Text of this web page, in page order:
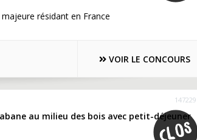
résidant en France
VOIR LE CONCOURS
147229
au milieu des bois avec petit-déjeuner